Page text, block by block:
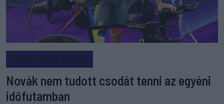
NOVÁK KÁROLY EDUÁRD
Novák nem tudott csodát tenni az egyéni
időfutamban